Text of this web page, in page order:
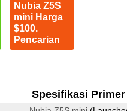
Nubia Z5S
mini Harga
$100.
Pencarian
Spesifikasi Primer